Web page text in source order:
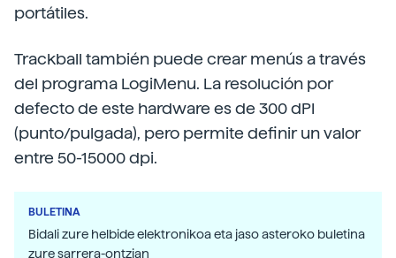
portátiles.
Trackball también puede crear menús a través
del programa LogiMenu. La resolución por
defecto de este hardware es de 300 dPI
(punto/pulgada), pero permite definir un valor
entre 50-15000 dpi.
BULETINA
Bidali zure helbide elektronikoa eta jaso asteroko buletina
zure sarrera-ontzian